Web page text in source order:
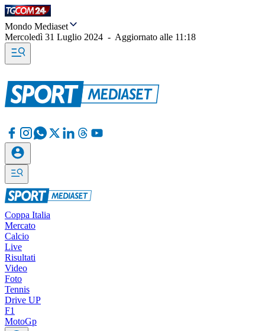
Mondo Mediaset
Mercoledì 31 Luglio 2024 - Aggiornato alle 11:18
Coppa Italia
Mercato
Calcio
Live
Risultati
Video
Foto
Tennis
Drive UP
F1
MotoGp